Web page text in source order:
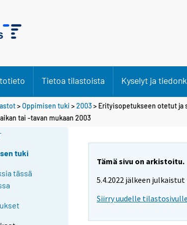
Tietoa tilastoista Kyselyt ja
>Oppimisen tuki >2003> Erityisopetukseen otetut
tai -tavan mukaan 2003
tuki
tässä
Tämä sivu on arkistoitu.
5.4.2022 jälkeen
Siirry uudelle tilastosivulle